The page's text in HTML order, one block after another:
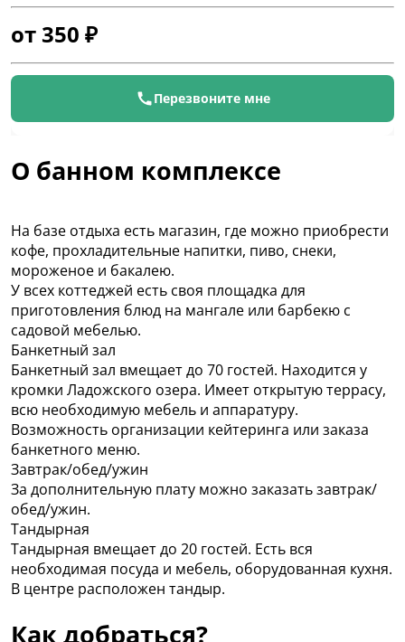
от 350 ₽
Перезвоните мне
О банном комплексе
На базе отдыха есть магазин, где можно приобрести
кофе, прохладительные напитки, пиво, снеки,
мороженое и бакалею.
У всех коттеджей есть своя площадка для
приготовления блюд на мангале или барбекю с
садовой мебелью.
Банкетный зал
Банкетный зал вмещает до 70 гостей. Находится у
кромки Ладожского озера. Имеет открытую террасу,
всю необходимую мебель и аппаратуру.
Возможность организации кейтеринга или заказа
банкетного меню.
Завтрак/обед/ужин
За дополнительную плату можно заказать завтрак/
обед/ужин.
Тандырная
Тандырная вмещает до 20 гостей. Есть вся
необходимая посуда и мебель, оборудованная кухня.
В центре расположен тандыр.
Как добраться?